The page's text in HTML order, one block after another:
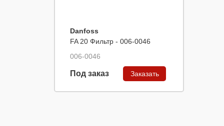
Danfoss
FA 20 Фильтр - 006-0046
006-0046
Под заказ Заказать